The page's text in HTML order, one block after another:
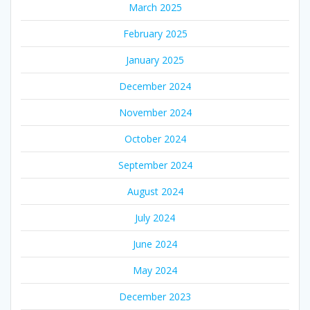
March 2025
February 2025
January 2025
December 2024
November 2024
October 2024
September 2024
August 2024
July 2024
June 2024
May 2024
December 2023